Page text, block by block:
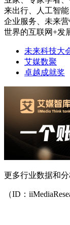
来出行、人工智
企业服务、未来
世界的互联网+发
未来科技大
艾媒数聚
卓越成就奖
更多行业数据和
（ID：